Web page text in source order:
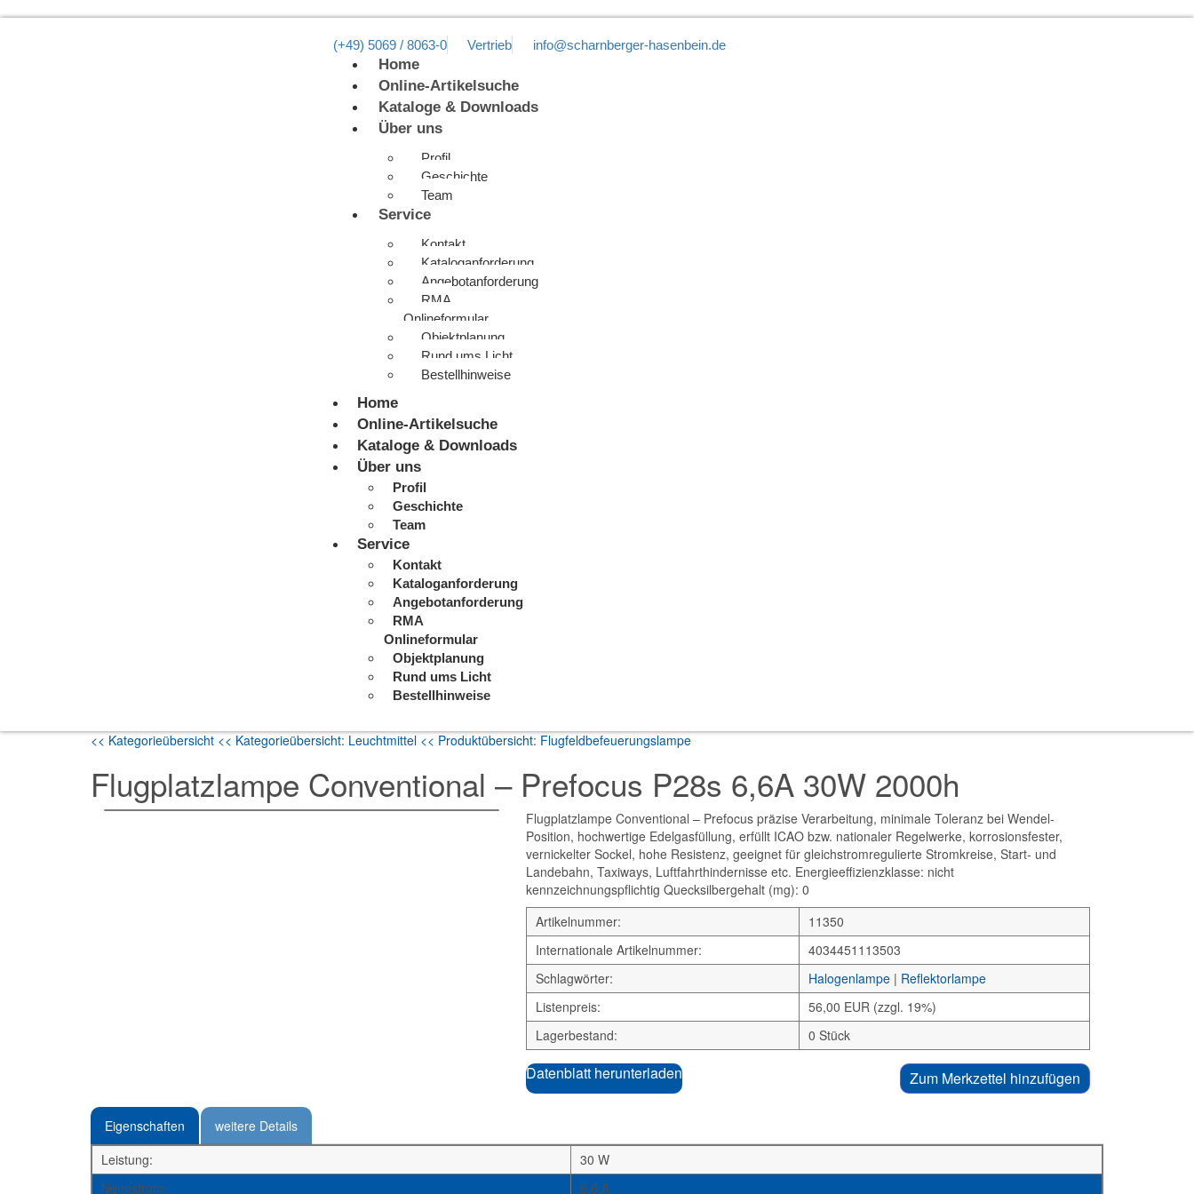
(+49) 5069 / 8063-0 Vertrieb info@scharnberger-hasenbein.de
Home
Online-Artikelsuche
Kataloge & Downloads
Über uns
Profil
Geschichte
Team
Service
Kontakt
Kataloganforderung
Angebotanforderung
RMA
Onlineformular
Objektplanung
Rund ums Licht
Bestellhinweise
Home
Online-Artikelsuche
Kataloge & Downloads
Über uns
Profil
Geschichte
Team
Service
Kontakt
Kataloganforderung
Angebotanforderung
RMA
Onlineformular
Objektplanung
Rund ums Licht
Bestellhinweise
<< Kategorieübersicht << Kategorieübersicht: Leuchtmittel << Produktübersicht: Flugfeldbefeuerungslampe
Flugplatzlampe Conventional – Prefocus P28s 6,6A 30W 2000h
Flugplatzlampe Conventional – Prefocus präzise Verarbeitung, minimale Toleranz bei Wendel-
Position, hochwertige Edelgasfüllung, erfüllt ICAO bzw. nationaler Regelwerke, korrosionsfester,
vernickelter Sockel, hohe Resistenz, geeignet für gleichstromregulierte Stromkreise, Start- und
Landebahn, Taxiways, Luftfahrthindernisse etc. Energieeffizienzklasse: nicht
kennzeichnungspflichtig Quecksilbergehalt (mg): 0
Artikelnummer:
11350
Internationale Artikelnummer:
4034451113503
Schlagwörter:
Halogenlampe | Reflektorlampe
Listenpreis:
56,00 EUR (zzgl. 19%)
Lagerbestand:
0 Stück
Datenblatt herunterladen Zum Merkzettel hinzufügen
Eigenschaften
weitere Details
Leistung:
30 W
Nennstrom:
6,6 A